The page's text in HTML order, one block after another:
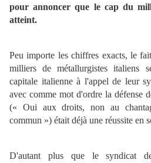
pour annoncer que le cap du
atteint.
Peu importe les chiffres exacts, le
milliers de métallurgistes italiens
capitale italienne à l'appel de leur
avec comme mot d'ordre la défense
(« Oui aux droits, non au
commun ») était déjà une réussite en
D'autant plus que le syndicat